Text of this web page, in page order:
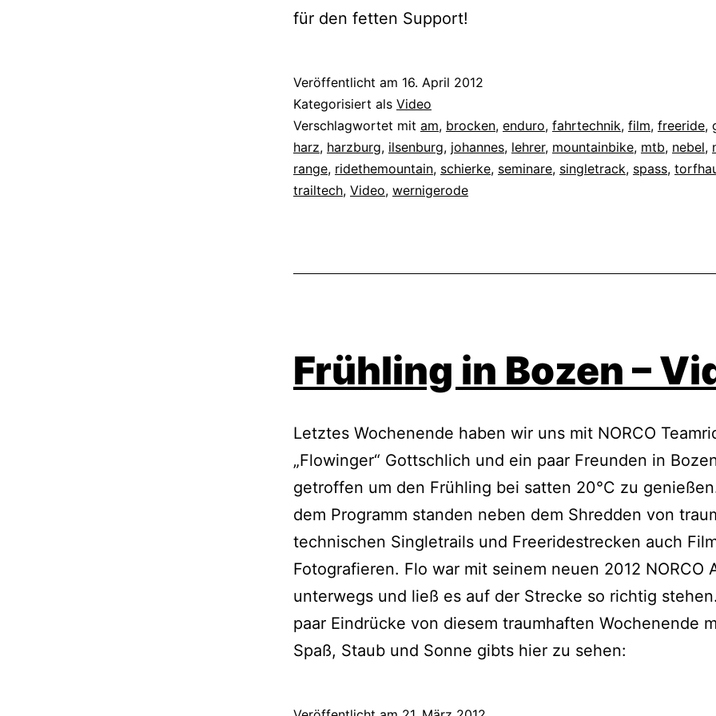
für den fetten Support!
Veröffentlicht am 16. April 2012
Kategorisiert als Video
Verschlagwortet mit am, brocken, enduro, fahrtechnik, film, freeride,
harz, harzburg, ilsenburg, johannes, lehrer, mountainbike, mtb, nebel,
range, ridethemountain, schierke, seminare, singletrack, spass,
trailtech, Video, wernigerode
Frühling in Bozen –
Letztes Wochenende haben wir uns mit NORCO
„Flowinger“ Gottschlich und ein paar Freunden in
getroffen um den Frühling bei satten 20°C zu
dem Programm standen neben dem Shredden von
technischen Singletrails und Freeridestrecken auch
Fotografieren. Flo war mit seinem neuen 2012 NORCO
unterwegs und ließ es auf der Strecke so richtig
paar Eindrücke von diesem traumhaften Wochenende
Spaß, Staub und Sonne gibts hier zu sehen: